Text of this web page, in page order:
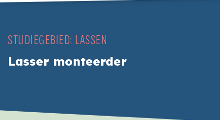
STUDIEGEBIED: LASSEN
Lasser monteerder